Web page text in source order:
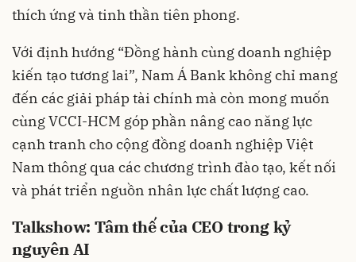
thích ứng và tinh thần tiên phong.
Với định hướng “Đồng hành cùng doanh nghiệp
kiến tạo tương lai”, Nam Á Bank không chỉ mang
đến các giải pháp tài chính mà còn mong muốn
cùng VCCI-HCM góp phần nâng cao năng lực
cạnh tranh cho cộng đồng doanh nghiệp Việt
Nam thông qua các chương trình đào tạo, kết nối
và phát triển nguồn nhân lực chất lượng cao.
Talkshow: Tâm thế của CEO trong kỷ
nguyên AI